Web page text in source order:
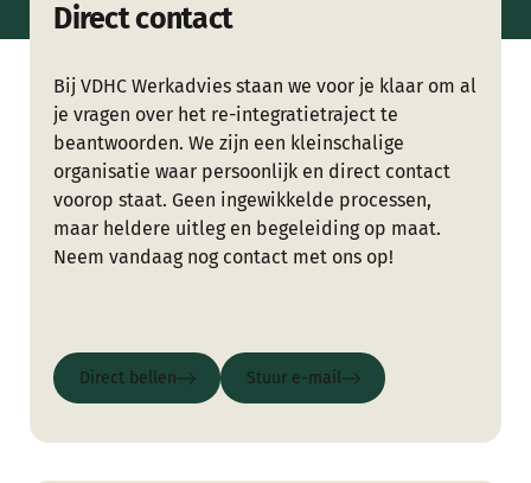
onze dienstverlening?
Direct contact
Bij VDHC Werkadvies staan we voor je klaar om al
je vragen over het re-integratietraject te
beantwoorden. We zijn een kleinschalige
organisatie waar persoonlijk en direct contact
voorop staat. Geen ingewikkelde processen,
maar heldere uitleg en begeleiding op maat.
Neem vandaag nog contact met ons op!
Direct bellen
Direct bellen
Stuur e-mail
Stuur e-mail